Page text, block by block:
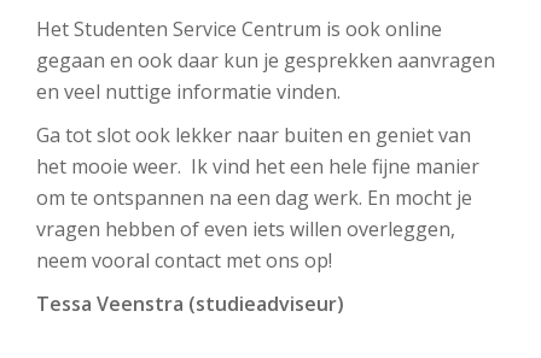
Het Studenten Service Centrum is ook online
gegaan en ook daar kun je gesprekken aanvragen
en veel nuttige informatie vinden.
Ga tot slot ook lekker naar buiten en geniet van
het mooie weer. Ik vind het een hele fijne manier
om te ontspannen na een dag werk. En mocht je
vragen hebben of even iets willen overleggen,
neem vooral contact met ons op!
Tessa Veenstra (studieadviseur)